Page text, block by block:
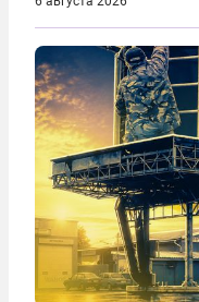
власти», —
на состоявшейся 5